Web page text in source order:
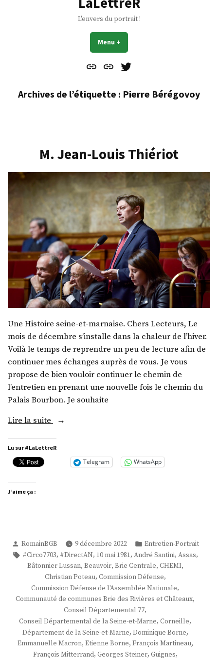
L'envers du portrait !
Menu +
Contact
À
Mes
Archives de l’étiquette : Pierre Bérégovoy
M. Jean-Louis Thiériot
Une Histoire seine-et-marnaise. Chers Lecteurs, Le
mois de décembre s’installe dans la chaleur de l’hiver.
Voilà le temps de reprendre un peu de lecture afin de
continuer mes échanges auprès de vous. Je vous
propose de bien vouloir continuer le chemin de
l’entretien en prenant une nouvelle fois le chemin du
Palais Bourbon. Je souhaite
Lire la suite « M.
Louis
Thiériot »
Lu sur #LaLettreR
Telegram WhatsApp
J’aime ça :
Publié
par
RomainBGB 9 décembre 2022
Publié
dans
Entretien-Portrait
Étiquettes :
#Circo7703, #DirectAN, 10 mai 1981, André Santini, Assas,
Bâtonnier Lussan, Beauvoir, Brie Centrale, CHEMI,
Christian Poteau, Commission Défense,
Commission Défense de l'Assemblée Nationale,
Communauté de communes Brie des Rivières et Châteaux,
Conseil Départemental 77,
Conseil Départemental de la Seine-et-Marne, Corneille,
Département de la Seine-et-Marne, Dominique Borne,
Emmanuelle Macron, Etienne Borne, François Martineau,
François Mitterrand, Georges Steiner, Guignes,